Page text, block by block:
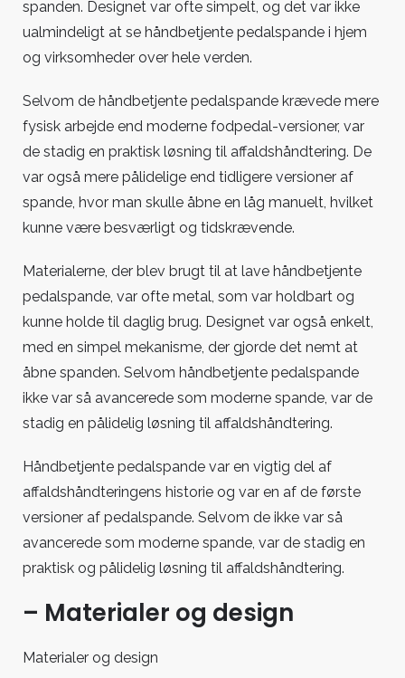
spanden. Designet var ofte simpelt, og det var ikke
ualmindeligt at se håndbetjente pedalspande i hjem
og virksomheder over hele verden.
Selvom de håndbetjente pedalspande krævede mere
fysisk arbejde end moderne fodpedal-versioner, var
de stadig en praktisk løsning til affaldshåndtering. De
var også mere pålidelige end tidligere versioner af
spande, hvor man skulle åbne en låg manuelt, hvilket
kunne være besværligt og tidskrævende.
Materialerne, der blev brugt til at lave håndbetjente
pedalspande, var ofte metal, som var holdbart og
kunne holde til daglig brug. Designet var også enkelt,
med en simpel mekanisme, der gjorde det nemt at
åbne spanden. Selvom håndbetjente pedalspande
ikke var så avancerede som moderne spande, var de
stadig en pålidelig løsning til affaldshåndtering.
Håndbetjente pedalspande var en vigtig del af
affaldshåndteringens historie og var en af de første
versioner af pedalspande. Selvom de ikke var så
avancerede som moderne spande, var de stadig en
praktisk og pålidelig løsning til affaldshåndtering.
– Materialer og design
Materialer og design